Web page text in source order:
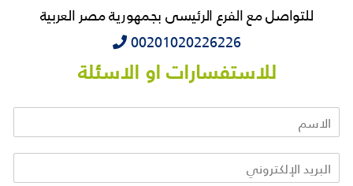
للتواصل مع الفرع الرئيسى بجمهورية مصر العربية
‭‭‭00201020226226
للاستفسارات او الاسئلة